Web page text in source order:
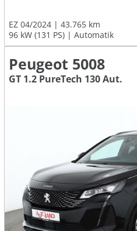
EZ 04/2024
43.765 km
96 kW (131 PS)
Automatik
Peugeot 5008
GT 1.2 PureTech 130 Aut.